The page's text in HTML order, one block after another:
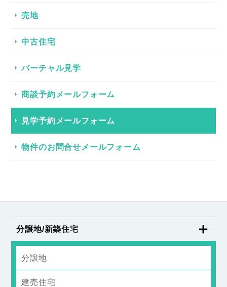
売地
中古住宅
バーチャル見学
商談予約メールフォーム
見学予約メールフォーム
物件のお問合せメールフォーム
分譲地/新築住宅
分譲地
建売住宅